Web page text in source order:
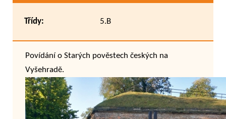
Třídy: 5.B
Povídání o Starých pověstech českých na
Vyšehradě.